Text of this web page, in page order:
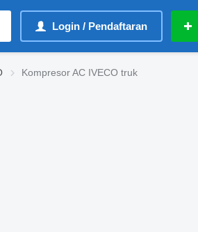
Login / Pendaftaran
Kompresor AC IVECO truk